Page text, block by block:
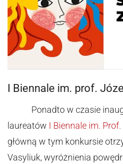
I Biennale im. prof.
Ponadto w czasie
laureatów I Biennale im.
główną w tym konkursie
Vasyliuk, wyróżnienia